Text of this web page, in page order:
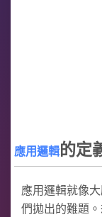
應用邏輯的定
應用邏輯就像
們拋出的難題